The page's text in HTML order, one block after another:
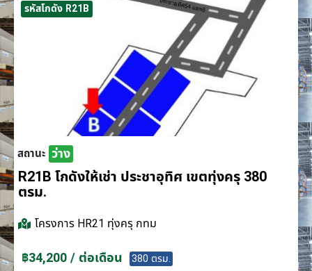
รหัสโกดัง R21B
สถานะ ว่าง
R21B โกดังให้เช่า ประชาอุทิศ เขตทุ่งครุ 380
ตรม.
โครงการ HR21 ทุ่งครุ กทม
฿34,200 / ต่อเดือน 380 ตรม.